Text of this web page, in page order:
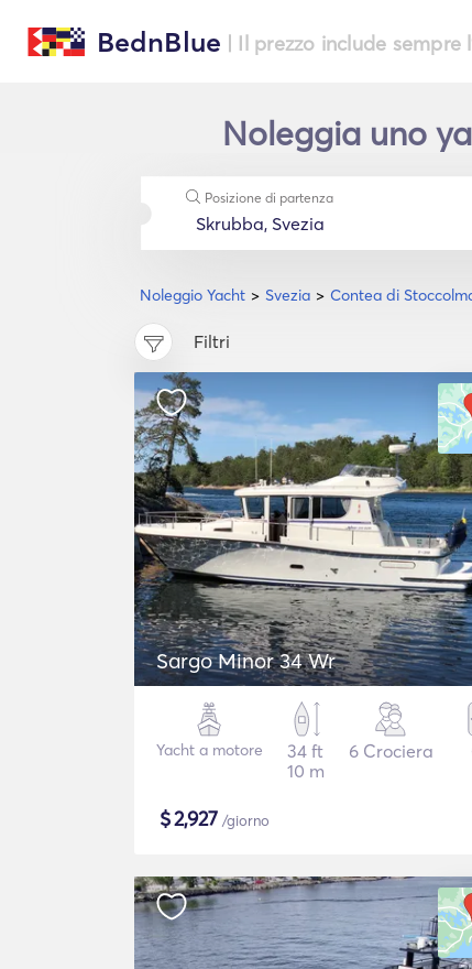
BednBlue | Il prezzo include
Noleggia uno
Noleggio Yacht Svezia Contea di
Posizione di partenza
Filtri
Sargo Minor 34 Wr
Yacht a motore
34 ft
10 m
6 Crociera
$2,927 /giorno